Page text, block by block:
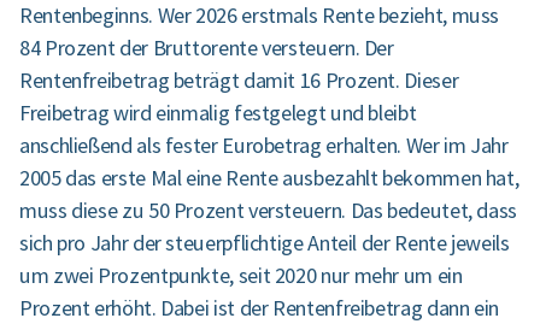
Rentenbeginns. Wer 2026 erstmals Rente bezieht, muss
84 Prozent der Bruttorente versteuern. Der
Rentenfreibetrag beträgt damit 16 Prozent. Dieser
Freibetrag wird einmalig festgelegt und bleibt
anschließend als fester Eurobetrag erhalten. Wer im Jahr
2005 das erste Mal eine Rente ausbezahlt bekommen hat,
muss diese zu 50 Prozent versteuern. Das bedeutet, dass
sich pro Jahr der steuerpflichtige Anteil der Rente jeweils
um zwei Prozentpunkte, seit 2020 nur mehr um ein
Prozent erhöht. Dabei ist der Rentenfreibetrag dann ein